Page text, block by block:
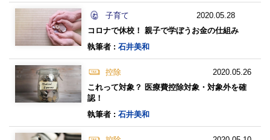
子育て 2020.05.28
コロナで休校！ 親子で学ぼうお金の仕組み
執筆者 : 石井美和
控除 2020.05.26
これって対象？ 医療費控除対象・対象外を確
認！
執筆者 : 石井美和